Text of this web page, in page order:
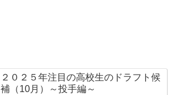
２０２５年注目の高校生のドラフト候
補（10月）～投手編～